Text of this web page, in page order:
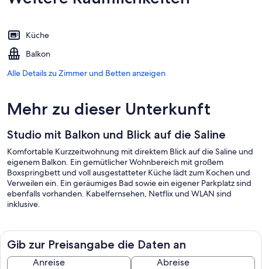
Küche
Balkon
Alle Details zu Zimmer und Betten anzeigen
Mehr zu dieser Unterkunft
Studio mit Balkon und Blick auf die Saline
Komfortable Kurzzeitwohnung mit direktem Blick auf die Saline und
eigenem Balkon. Ein gemütlicher Wohnbereich mit großem
Boxspringbett und voll ausgestatteter Küche lädt zum Kochen und
Verweilen ein. Ein geräumiges Bad sowie ein eigener Parkplatz sind
ebenfalls vorhanden. Kabelfernsehen, Netflix und WLAN sind
inklusive.
Gib zur Preisangabe die Daten an
Anreise Abreise